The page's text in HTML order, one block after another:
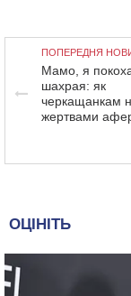
ПОПЕРЕДНЯ
Мамо, я
шахрая: як
черкащанкам
жертвами